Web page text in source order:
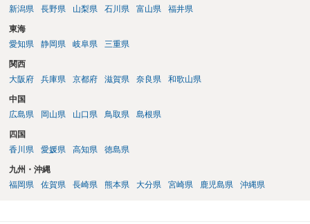
新潟県
長野県 山梨県 石川県 富山県 福井県
東海
愛知県
静岡県 岐阜県 三重県
関西
大阪府
兵庫県 京都府 滋賀県 奈良県 和歌山県
中国
広島県
岡山県 山口県 鳥取県 島根県
四国
香川県
愛媛県 高知県 徳島県
九州・沖縄
福岡県
佐賀県 長崎県 熊本県 大分県 宮崎県 鹿児島県 沖縄県